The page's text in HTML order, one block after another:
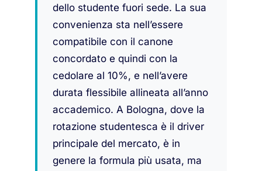
dello studente fuori sede. La sua
convenienza sta nell’essere
compatibile con il canone
concordato e quindi con la
cedolare al 10%, e nell’avere
durata flessibile allineata all’anno
accademico. A Bologna, dove la
rotazione studentesca è il driver
principale del mercato, è in
genere la formula più usata, ma